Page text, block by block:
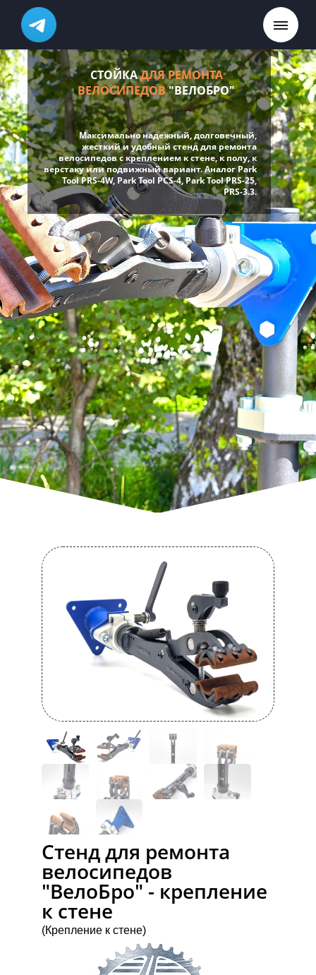
СТОЙКАДЛЯ РЕМОНТА
ВЕЛОСИПЕДОВ"ВЕЛОБРО"
Максимально надежный, долговечный,
жесткий и удобный стенд для ремонта
велосипедов с креплением к стене, к полу, к
верстаку или подвижный вариант. Аналог Park
Tool PRS-4W, Park Tool PCS-4, Park Tool PRS-25,
PRS-3.3.
Стенд для ремонта
велосипедов
"ВелоБро" - крепление
к стене
(Крепление к стене)